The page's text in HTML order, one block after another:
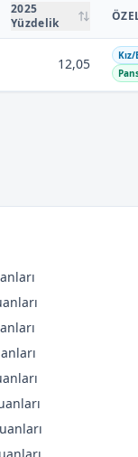
2025
Yüzdelik
12,05